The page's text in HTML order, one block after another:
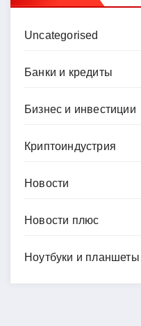
Uncategorised
Банки и кредиты
Бизнес и инвестиции
Криптоиндустрия
Новости
Новости плюс
Ноутбуки и планшеты